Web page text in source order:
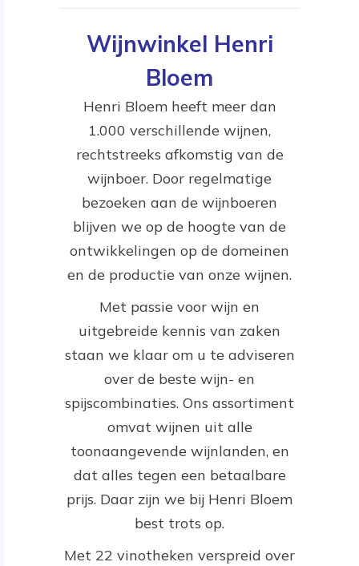
Wijnwinkel Henri
Bloem
Henri Bloem heeft meer dan
1.000 verschillende wijnen,
rechtstreeks afkomstig van de
wijnboer. Door regelmatige
bezoeken aan de wijnboeren
blijven we op de hoogte van de
ontwikkelingen op de domeinen
en de productie van onze wijnen.
Met passie voor wijn en
uitgebreide kennis van zaken
staan we klaar om u te adviseren
over de beste wijn- en
spijscombinaties. Ons assortiment
omvat wijnen uit alle
toonaangevende wijnlanden, en
dat alles tegen een betaalbare
prijs. Daar zijn we bij Henri Bloem
best trots op.
Met 22 vinotheken verspreid over